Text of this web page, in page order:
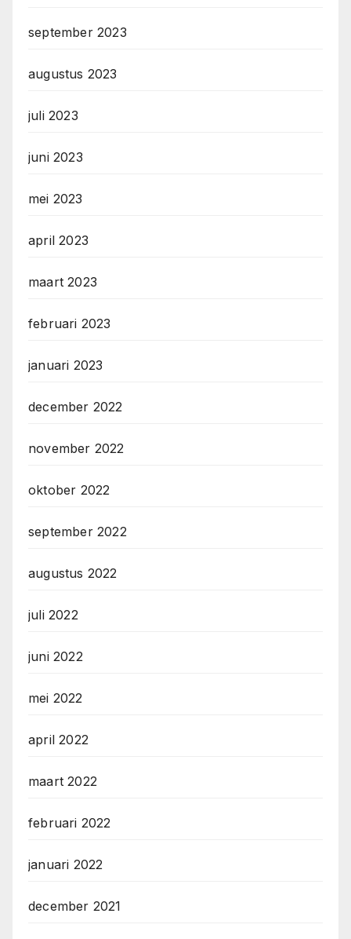
september 2023
augustus 2023
juli 2023
juni 2023
mei 2023
april 2023
maart 2023
februari 2023
januari 2023
december 2022
november 2022
oktober 2022
september 2022
augustus 2022
juli 2022
juni 2022
mei 2022
april 2022
maart 2022
februari 2022
januari 2022
december 2021